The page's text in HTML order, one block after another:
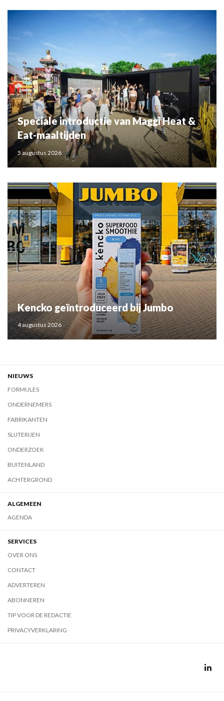
Speciale introductie van Maggi Heat &
Eat-maaltijden
5 augustus 2026
Kencko geïntroduceerd bij Jumbo
4 augustus 2026
NIEUWS
FORMULES
ONDERNEMERS
FABRIKANTEN
SLIJTERIJEN
ONDERZOEK
BUITENLAND
ACHTERGROND
ALGEMEEN
AGENDA
SERVICES
OVER ONS
CONTACT
ADVERTEREN
ABONNEREN
TIP VOOR DE REDACTIE
PRIVACYVERKLARING